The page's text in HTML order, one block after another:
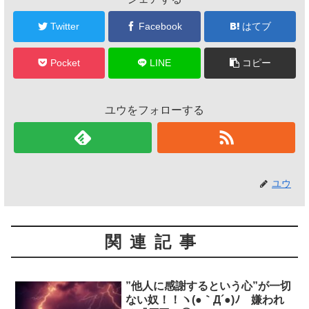
Twitter Facebook はてブ
Pocket LINE コピー
ユウをフォローする
ユウ
関連記事
”他人に感謝するという心”が一切
ない奴！！ヽ(●｀Д´●)ﾉ 嫌われ